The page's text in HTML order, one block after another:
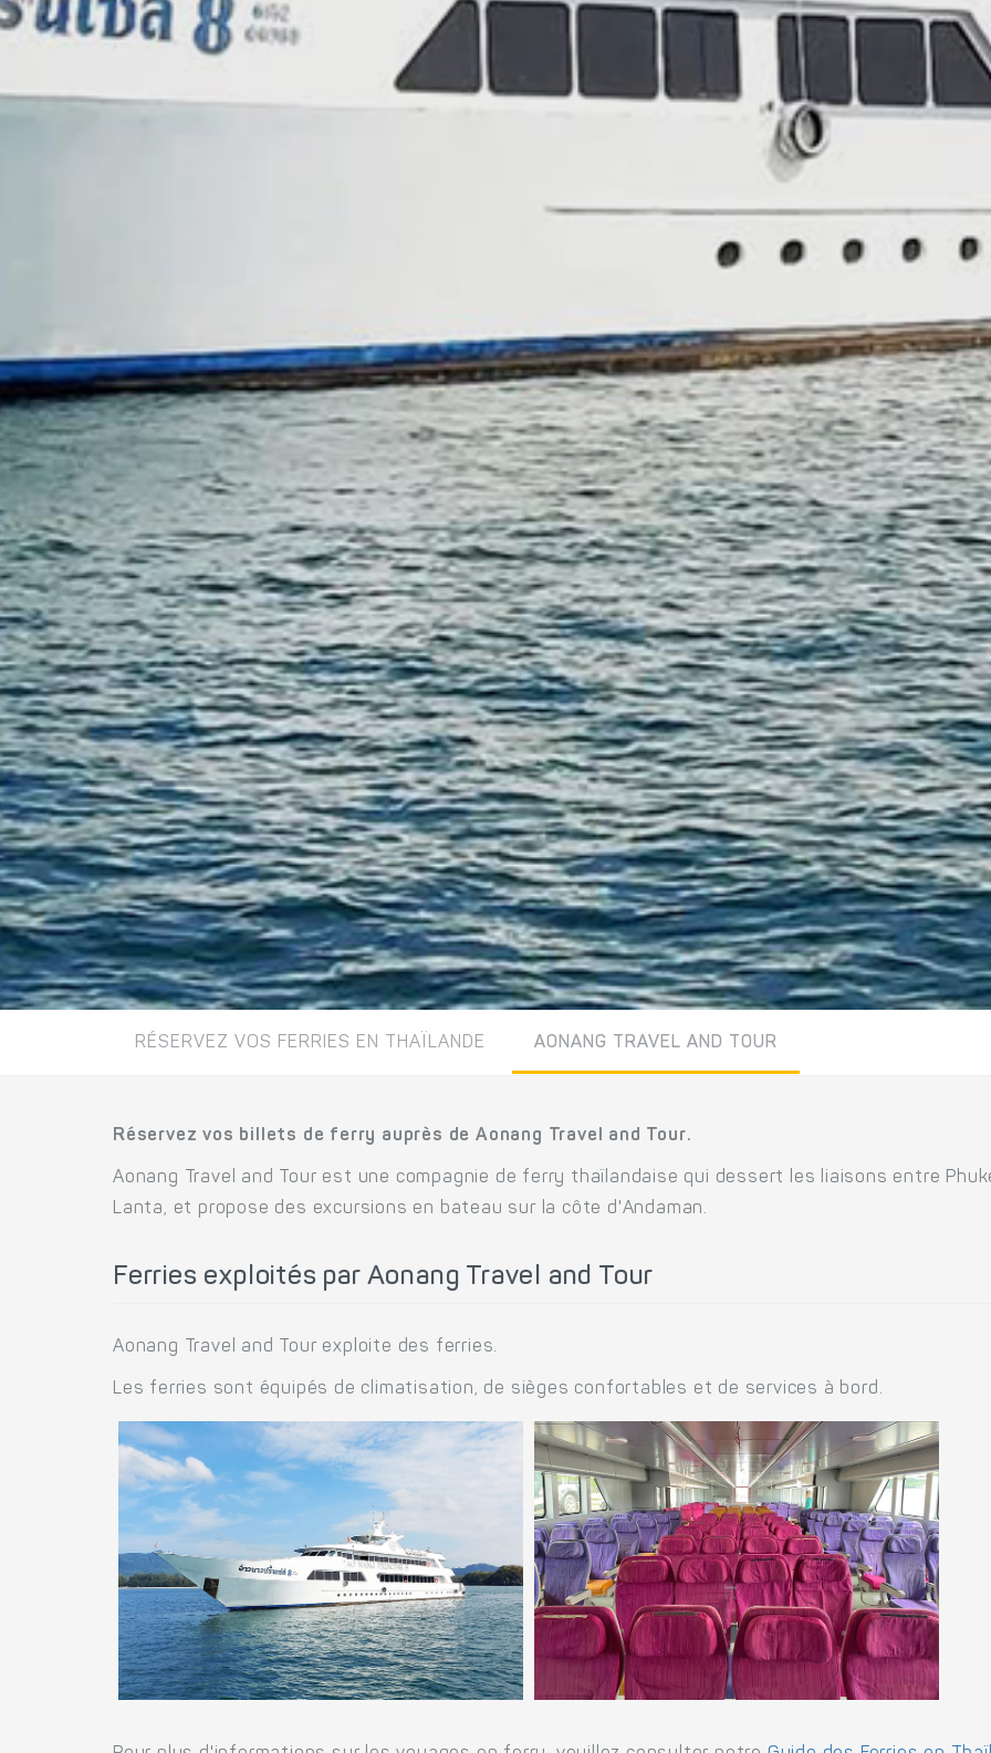
RÉSERVEZ VOS FERRIES EN THAÏLANDE AONANG TRAVEL AND TOUR
Réservez vos billets de ferry auprès de Aonang Travel and Tour.
Aonang Travel and Tour est une compagnie de ferry thaïlandaise qui dessert les liaisons entre
Lanta, et propose des excursions en bateau sur la côte d'Andaman.
Ferries exploités par Aonang Travel and Tour
Aonang Travel and Tour exploite des ferries.
Les ferries sont équipés de climatisation, de sièges confortables et de services à bord.